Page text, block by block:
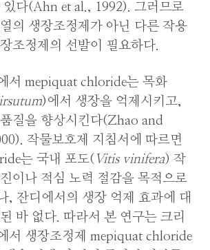
있다(Ahn et al., 1992). 그러므로
의 생장조정제가 아닌 다른 작용
조정제의 선발이 필요하다.
서 mepiquat chloride는 목화
)에서 생장을 억제시키고,
질을 향상시킨다(Zhao and
작물보호제 지침서에 따르면
는 국내 포도( Vitis vinifera) 작
이나 적심 노력 절감을 목적으로
, 잔디에서의 생장 억제 효과에 대
바 없다. 따라서 본 연구는 크리
서 생장조정제 mepiquat chloride